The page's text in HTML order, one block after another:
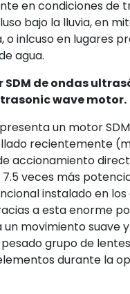
en condiciones de
bajo la lluvia, en
o inlcuso en lugares
agua.
SDM de ondas
wave motor.
un motor
recientemente
accionamiento
veces más
instalado en
a esta enorme
un movimiento suave
grupo de
durante la